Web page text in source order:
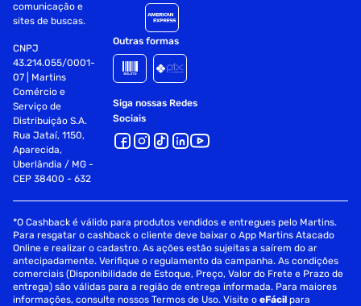
comunicação e
sites de buscas.
CNPJ
43.214.055/0001-
07 | Martins
Comércio e
Serviço de
Distribuição S.A.
Rua Jataí, 1150,
Aparecida,
Uberlândia / MG -
CEP 38400 - 632
Outras formas
Siga nossas Redes
Sociais
*O Cashback é válido para produtos vendidos e entregues pelo Martins.
Para resgatar o cashback o cliente deve baixar o App Martins Atacado
Online e realizar o cadastro. As ações estão sujeitas a saírem do ar
antecipadamente. Verifique o regulamento da campanha. As condições
comerciais (Disponibilidade de Estoque, Preço, Valor do Frete e Prazo de
entrega) são válidas para a região de entrega informada. Para maiores
informações, consulte nossos Termos de Uso. Visite oeFácil para